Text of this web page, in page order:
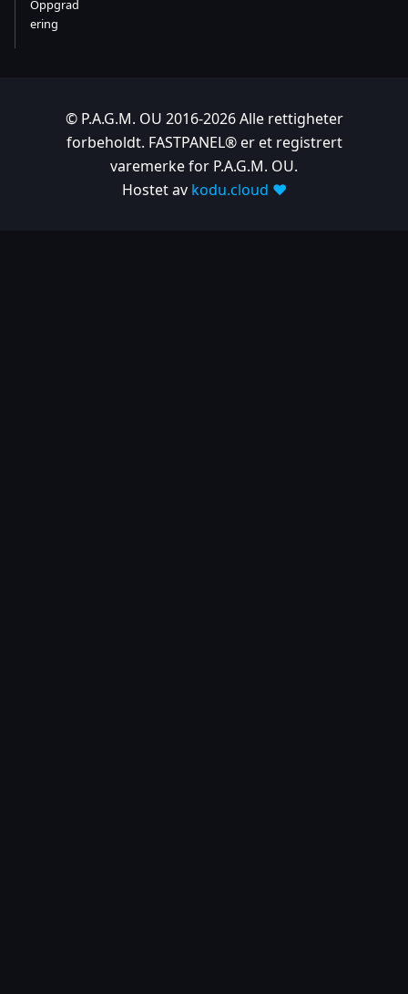
Oppgrad
ering
© P.A.G.M. OU 2016-2026 Alle rettigheter
forbeholdt. FASTPANEL® er et registrert
varemerke for P.A.G.M. OU.
Hostet av kodu.cloud ❤️